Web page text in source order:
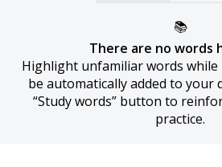
📚
There are no words
Highlight unfamiliar words
be automatically added to your
“Study words” button to
practice.